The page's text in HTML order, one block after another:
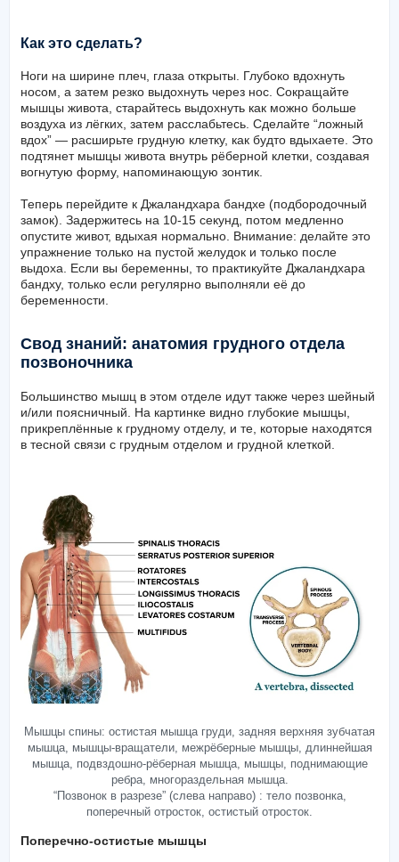
Как это сделать?
Ноги на ширине плеч, глаза открыты. Глубоко вдохнуть
носом, а затем резко выдохнуть через нос. Сокращайте
мышцы живота, старайтесь выдохнуть как можно больше
воздуха из лёгких, затем расслабьтесь. Сделайте “ложный
вдох” — расширьте грудную клетку, как будто вдыхаете. Это
подтянет мышцы живота внутрь рёберной клетки, создавая
вогнутую форму, напоминающую зонтик.
Теперь перейдите к Джаландхара бандхе (подбородочный
замок). Задержитесь на 10-15 секунд, потом медленно
опустите живот, вдыхая нормально. Внимание: делайте это
упражнение только на пустой желудок и только после
выдоха. Если вы беременны, то практикуйте Джаландхара
бандху, только если регулярно выполняли её до
беременности.
Свод знаний: анатомия грудного отдела
позвоночника
Большинство мышц в этом отделе идут также через шейный
и/или поясничный. На картинке видно глубокие мышцы,
прикреплённые к грудному отделу, и те, которые находятся
в тесной связи с грудным отделом и грудной клеткой.
Мышцы спины: остистая мышца груди, задняя верхняя зубчатая
мышца, мышцы-вращатели, межрёберные мышцы, длиннейшая
мышца, подвздошно-рёберная мышца, мышцы, поднимающие
ребра, многораздельная мышца.
“Позвонок в разрезе” (cлева направо) : тело позвонка,
поперечный отросток, остистый отросток.
Поперечно-остистые мышцы